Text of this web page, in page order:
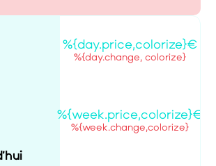
%{day.price,colorize}€
%{day.change, colorize}
%{week.price,colorize}€
%{week.change,colorize}